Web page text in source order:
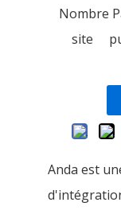
Nombre
site
Anda est